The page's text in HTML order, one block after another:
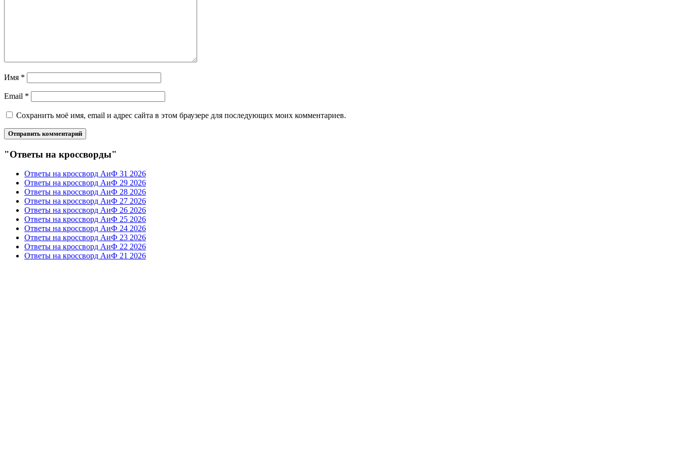
Имя *
Email *
Сохранить моё имя, email и адрес сайта в этом браузере для последующих моих комментариев.
"Ответы на кроссворды"
Ответы на кроссворд АиФ 31 2026
Ответы на кроссворд АиФ 29 2026
Ответы на кроссворд АиФ 28 2026
Ответы на кроссворд АиФ 27 2026
Ответы на кроссворд АиФ 26 2026
Ответы на кроссворд АиФ 25 2026
Ответы на кроссворд АиФ 24 2026
Ответы на кроссворд АиФ 23 2026
Ответы на кроссворд АиФ 22 2026
Ответы на кроссворд АиФ 21 2026